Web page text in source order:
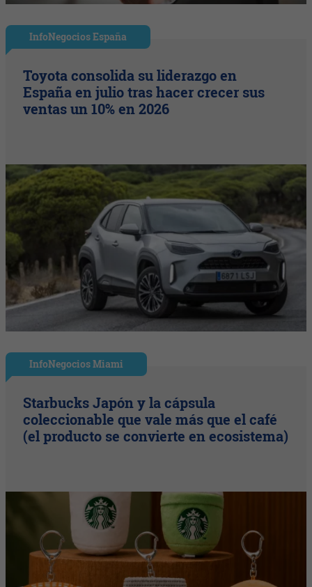
InfoNegocios España
Toyota consolida su liderazgo en
España en julio tras hacer crecer sus
ventas un 10% en 2026
InfoNegocios Miami
Starbucks Japón y la cápsula
coleccionable que vale más que el café
(el producto se convierte en ecosistema)